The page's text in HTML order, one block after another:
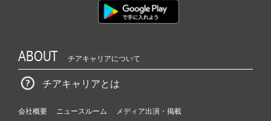
ABOUT チアキャリアについて
チアキャリアとは
会社概要 ニュースルーム
メディア出演・掲載